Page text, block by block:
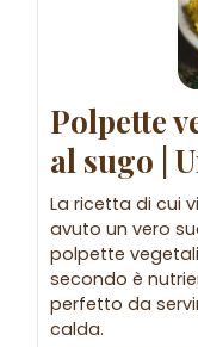
Polpette
al sugo |
La ricetta di cui
avuto un vero
polpette
secondo è
perfetto da
calda.